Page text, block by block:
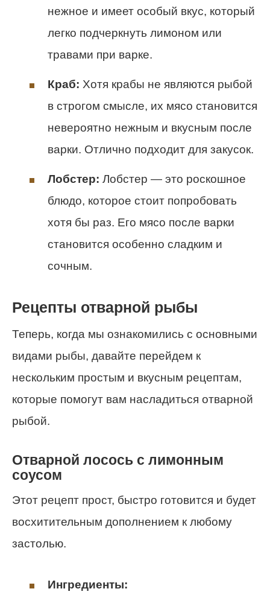
нежное и имеет особый вкус, который
легко подчеркнуть лимоном или
травами при варке.
Краб: Хотя крабы не являются рыбой
в строгом смысле, их мясо становится
невероятно нежным и вкусным после
варки. Отлично подходит для закусок.
Лобстер: Лобстер — это роскошное
блюдо, которое стоит попробовать
хотя бы раз. Его мясо после варки
становится особенно сладким и
сочным.
Рецепты отварной рыбы
Теперь, когда мы ознакомились с основными
видами рыбы, давайте перейдем к
нескольким простым и вкусным рецептам,
которые помогут вам насладиться отварной
рыбой.
Отварной лосось с лимонным
соусом
Этот рецепт прост, быстро готовится и будет
восхитительным дополнением к любому
застолью.
Ингредиенты: